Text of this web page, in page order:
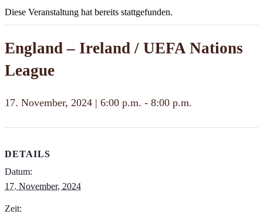
Diese Veranstaltung hat bereits stattgefunden.
England – Ireland / UEFA Nations
League
17. November, 2024 | 6:00 p.m. - 8:00 p.m.
DETAILS
Datum:
17. November, 2024
Zeit: